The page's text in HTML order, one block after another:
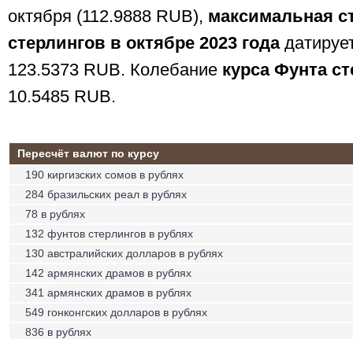
октября (112.9888 RUB), максимальная
стерлингов в октябре 2023 года
123.5373 RUB. Колебание курса Фунта
10.5485 RUB.
Пересчёт валют по курсу
190 киргизских сомов в рублях
284 бразильских реал в рублях
78 в рублях
132 фунтов стерлингов в рублях
130 австралийских долларов в рублях
142 армянских драмов в рублях
341 армянских драмов в рублях
549 гонконгских долларов в рублях
836 в рублях